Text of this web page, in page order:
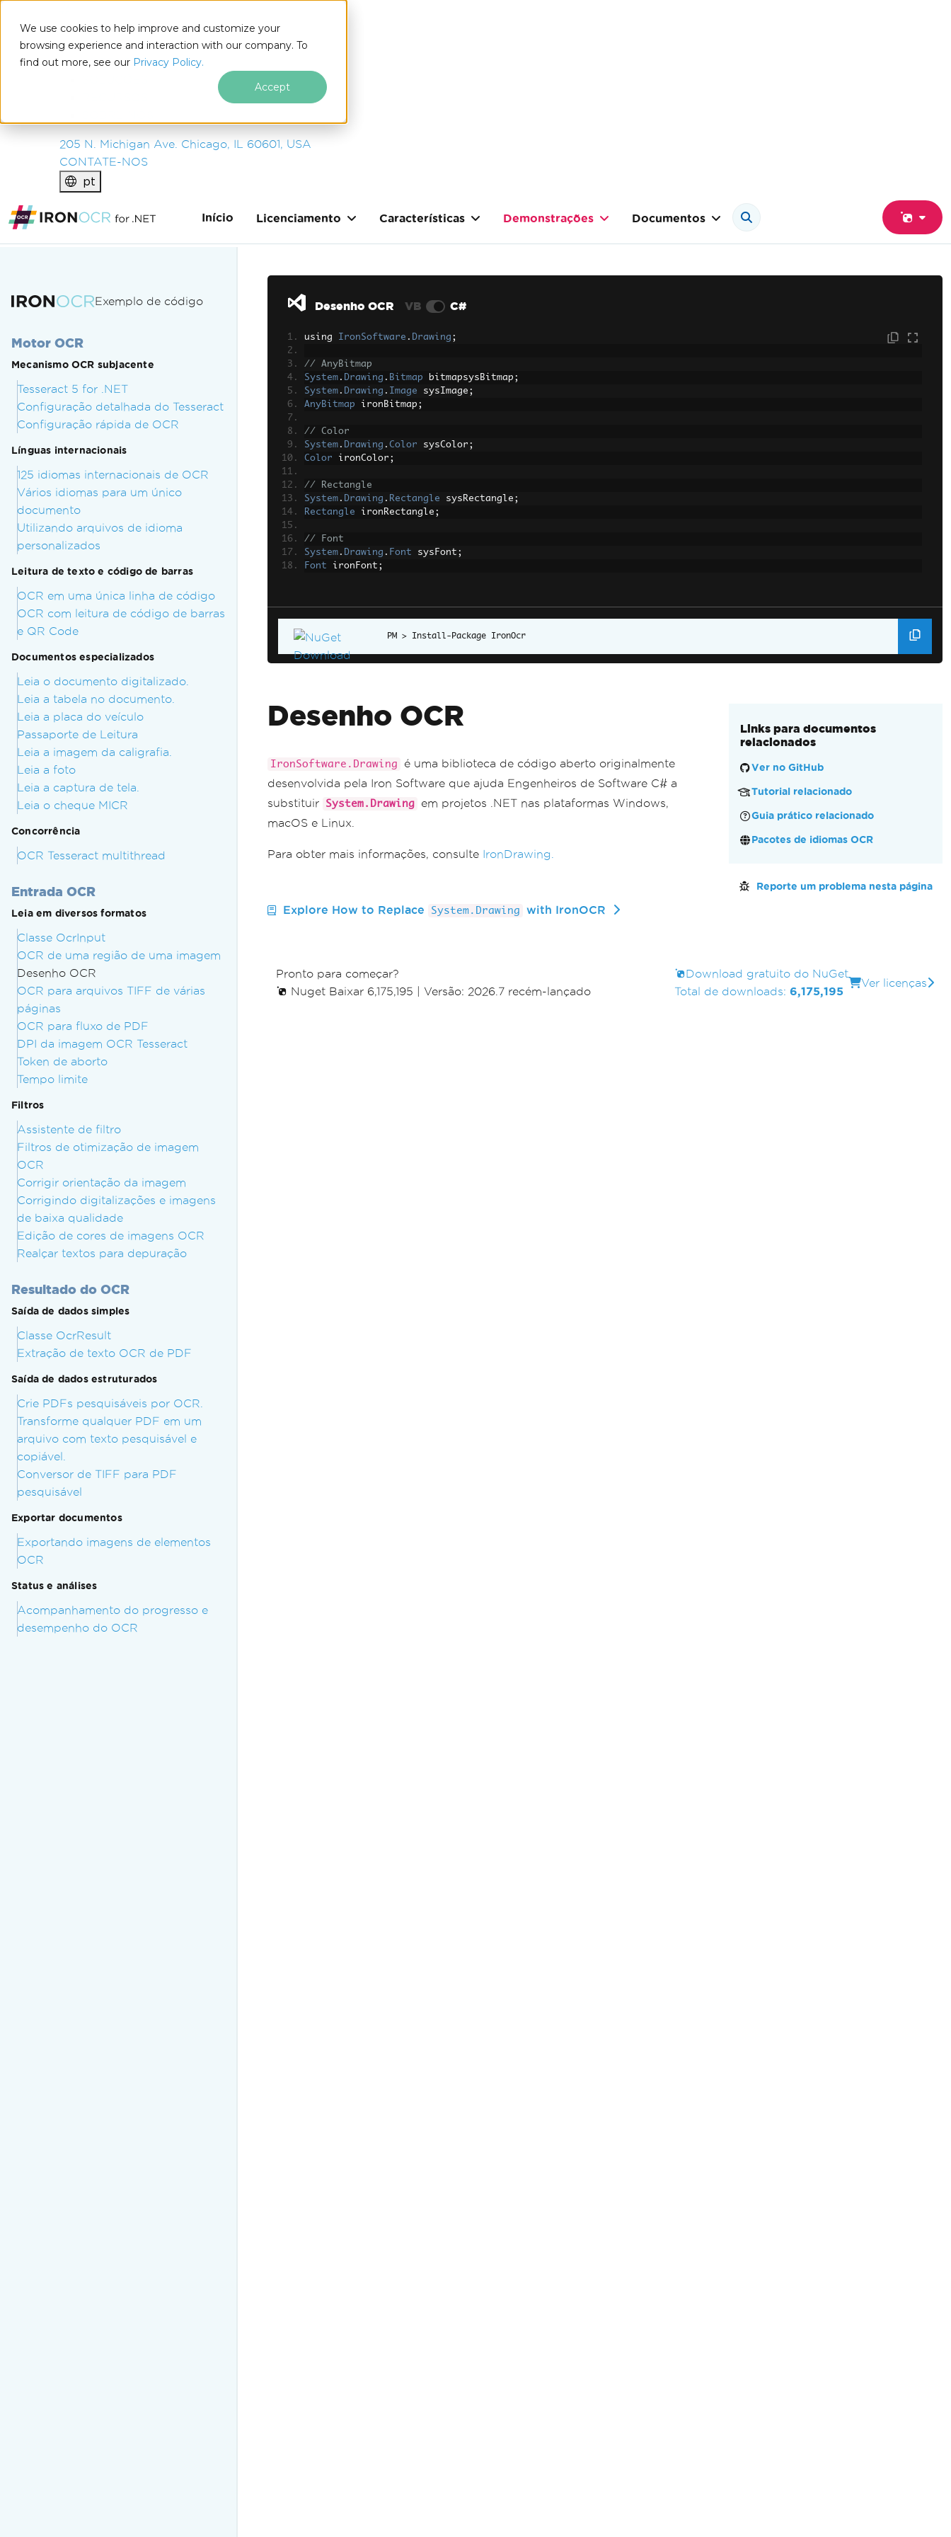
We use cookies to help improve and customize your
browsing experience and interaction with our company. To
find out more, see our Privacy Policy.
Accept
IRONSOFTWARE
PRODUTOS
EMPRESA
205 N. Michigan Ave. Chicago, IL 60601, USA
CONTATE-NOS
pt
Início Licenciamento Características Demonstrações Documentos
Exemplo de código
Motor OCR
Mecanismo OCR subjacente
Tesseract 5 for .NET
Configuração detalhada do Tesseract
Configuração rápida de OCR
Línguas internacionais
125 idiomas internacionais de OCR
Vários idiomas para um único
documento
Utilizando arquivos de idioma
personalizados
Leitura de texto e código de barras
OCR em uma única linha de código
OCR com leitura de código de barras
e QR Code
Documentos especializados
Leia o documento digitalizado.
Leia a tabela no documento.
Leia a placa do veículo
Passaporte de Leitura
Leia a imagem da caligrafia.
Leia a foto
Leia a captura de tela.
Leia o cheque MICR
Concorrência
OCR Tesseract multithread
Entrada OCR
Leia em diversos formatos
Classe OcrInput
OCR de uma região de uma imagem
Desenho OCR
OCR para arquivos TIFF de várias
páginas
OCR para fluxo de PDF
DPI da imagem OCR Tesseract
Token de aborto
Tempo limite
Filtros
Assistente de filtro
Filtros de otimização de imagem
OCR
Corrigir orientação da imagem
Corrigindo digitalizações e imagens
de baixa qualidade
Edição de cores de imagens OCR
Realçar textos para depuração
Resultado do OCR
Saída de dados simples
Classe OcrResult
Extração de texto OCR de PDF
Saída de dados estruturados
Crie PDFs pesquisáveis por OCR.
Transforme qualquer PDF em um
arquivo com texto pesquisável e
copiável.
Conversor de TIFF para PDF
pesquisável
Exportar documentos
Exportando imagens de elementos
OCR
Status e análises
Acompanhamento do progresso e
desempenho do OCR
Desenho OCR VB C#
using IronSoftware . Drawing ;
// AnyBitmap
System . Drawing . Bitmap bitmapsysBitmap ;
System . Drawing . Image sysImage ;
AnyBitmap ironBitmap ;
// Color
System . Drawing . Color sysColor ;
Color ironColor ;
// Rectangle
System . Drawing . Rectangle sysRectangle ;
Rectangle ironRectangle ;
// Font
System . Drawing . Font sysFont ;
Font ironFont ;
Install-Package IronOcr
Desenho OCR
IronSoftware.Drawing
é uma biblioteca de código aberto originalmente
desenvolvida pela Iron Software que ajuda Engenheiros de Software C# a
substituir
System.Drawing
em projetos .NET nas plataformas Windows,
macOS e Linux.
Para obter mais informações, consulte IronDrawing.
Explore How to Replace System.Drawing with IronOCR
Links para documentos
relacionados
Ver no GitHub
Tutorial relacionado
Guia prático relacionado
Pacotes de idiomas OCR
Reporte um problema nesta página
Pronto para começar?
Nuget Baixar 6,175,195
Versão: 2026.7 recém-lançado
Download gratuito do NuGet
Total de downloads: 6,175,195
Ver licenças